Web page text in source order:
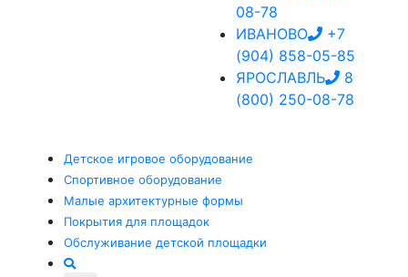
08-78
ИВАНОВО
+7
(904) 858-05-85
ЯРОСЛАВЛЬ
8
(800) 250-08-78
Детское игровое оборудование
Спортивное оборудование
Малые архитектурные формы
Покрытия для площадок
Обслуживание детской площадки